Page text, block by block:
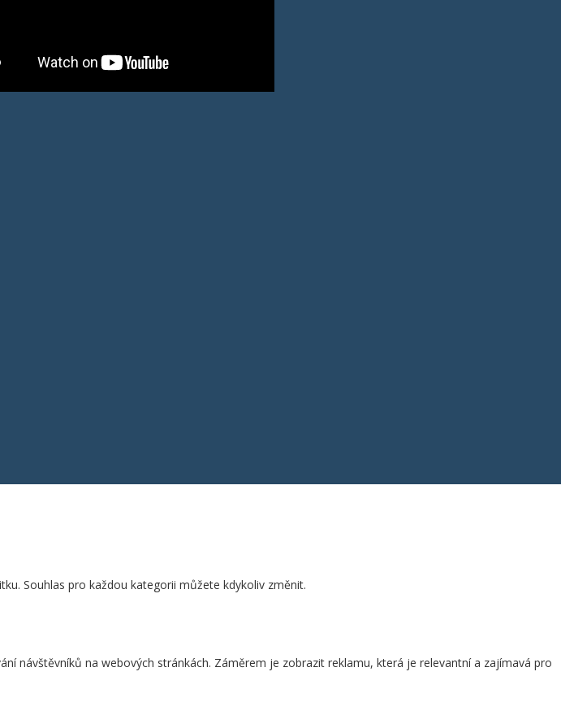
Souhlas pro každou kategorii můžete kdykoliv změnit.
návštěvníků na webových stránkách. Záměrem je zobrazit reklamu, která je relevantní a zajímavá pro